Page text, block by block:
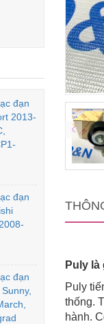
Puly là
Puly
thống.
hành.
đạn
2013-
đạn
đạn